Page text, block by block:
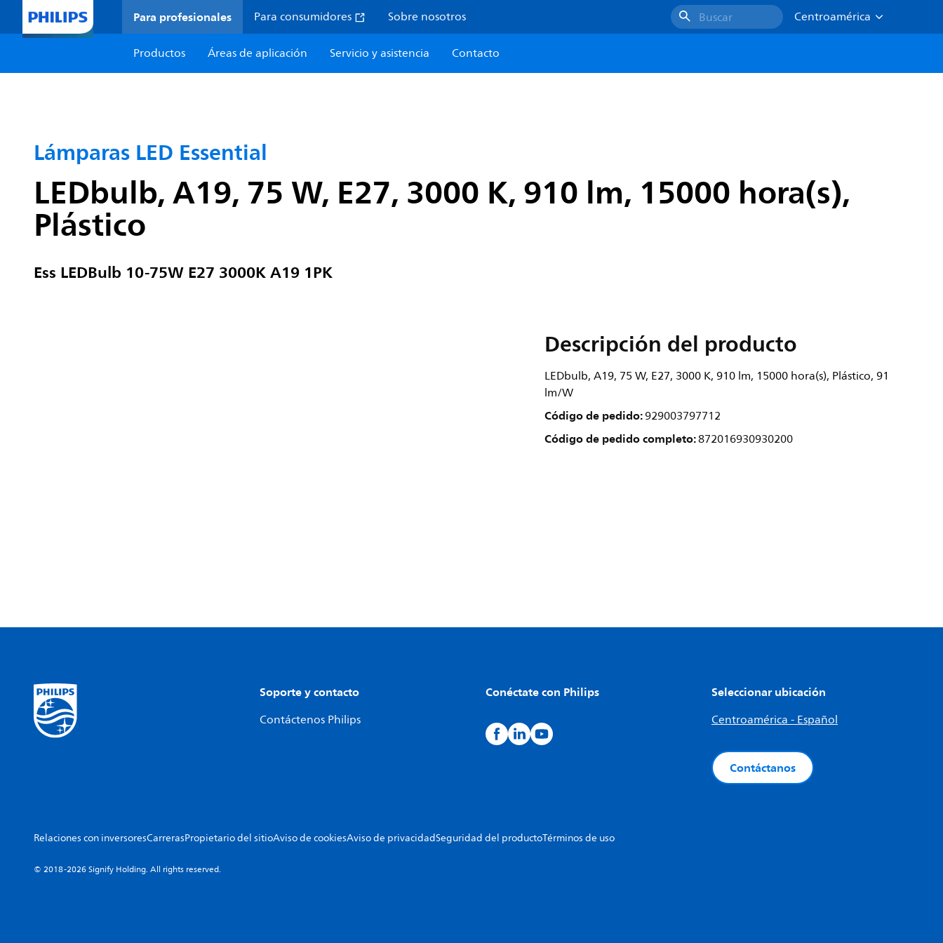
Para profesionales Para consumidores Sobre nosotros Buscar
Centroamérica
Productos
Áreas de aplicación Servicio y asistencia Contacto
Lámparas LED Essential
LEDbulb, A19, 75 W, E27, 3000 K, 910 lm, 15000 hora(s),
Plástico
Ess LEDBulb 10-75W E27 3000K A19 1PK
Descripción del producto
LEDbulb, A19, 75 W, E27, 3000 K, 910 lm, 15000 hora(s), Plástico, 91
lm/W
Código de pedido:929003797712
Código de pedido completo:872016930930200
Soporte y contacto
Contáctenos Philips
Conéctate con Philips Seleccionar ubicación
Centroamérica - Español
Contáctanos
Relaciones con inversoresCarrerasPropietario del sitioAviso de cookiesAviso de privacidadSeguridad del productoTérminos de uso
© 2018-2026 Signify Holding. All rights reserved.